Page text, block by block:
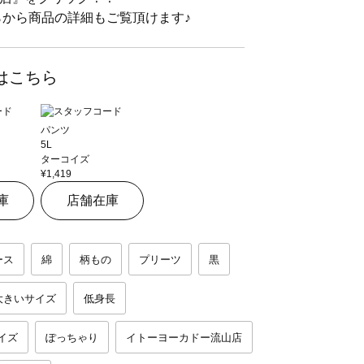
ら商品の詳細もご覧頂けます♪
こちら
パンツ
5L
ターコイズ
¥1,419
店舗在庫
ス 綿 柄もの プリーツ 黒
きいサイズ 低身長
ズ ぽっちゃり イトーヨーカドー流山店